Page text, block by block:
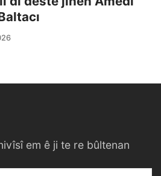
em ê ji te re bûltenan